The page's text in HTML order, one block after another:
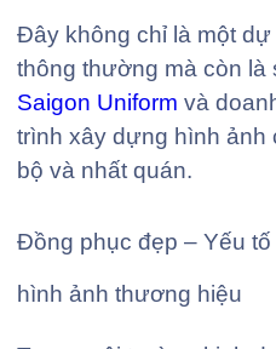
Đây không chỉ là một
thông thường mà còn
Saigon Uniform và
trình xây dựng hình ảnh
bộ và nhất quán.
Đồng phục đẹp – Yếu
hình ảnh thương hiệu